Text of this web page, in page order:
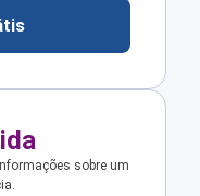
sobre um